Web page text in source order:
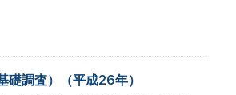
礎調査）（平成26年）